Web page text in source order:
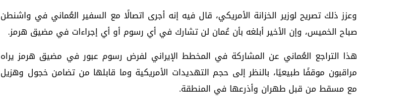
وعزز ذلك تصريح لوزير الخزانة الأمريكي، قال فيه إنه أجرى اتصالًا مع السفير العُماني في واشنطن
صباح الخميس، وإن الأخير أبلغه بأن عُمان لن تشارك في أي رسوم أو أي إجراءات في مضيق هرمز.
هذا التراجع العُماني عن المشاركة في المخطط الإيراني لفرض رسوم عبور في مضيق هرمز يراه
مراقبون موقفًا طبيعيًا، بالنظر إلى حجم التهديدات الأمريكية وما قابلها من تضامن خجول وهزيل
مع مسقط من قبل طهران وأذرعها في المنطقة.